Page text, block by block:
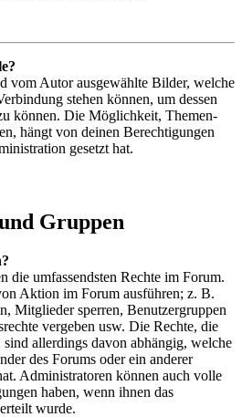
vom Autor ausgewählte Bilder, welche
stehen können, um dessen
können. Die Möglichkeit, Themen-
hängt von deinen Berechtigungen
gesetzt hat.
Gruppen
die umfassendsten Rechte im Forum.
Aktion im Forum ausführen; z. B.
Mitglieder sperren, Benutzergruppen
vergeben usw. Die Rechte, die
allerdings davon abhängig, welche
des Forums oder ein anderer
Administratoren können auch volle
haben, wenn ihnen das
wurde.